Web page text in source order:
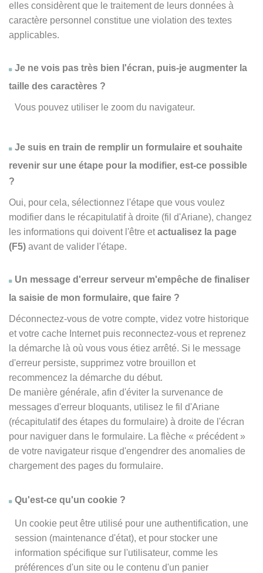
elles considèrent que le traitement de leurs données à
caractère personnel constitue une violation des textes
applicables.
Je ne vois pas très bien l'écran, puis-je augmenter la
taille des caractères ?
Vous pouvez utiliser le zoom du navigateur.
Je suis en train de remplir un formulaire et souhaite
revenir sur une étape pour la modifier, est-ce possible
?
Oui, pour cela, sélectionnez l'étape que vous voulez
modifier dans le récapitulatif à droite (fil d'Ariane), changez
les informations qui doivent l'être etactualisez la page
(F5) avant de valider l'étape.
Un message d'erreur serveur m'empêche de finaliser
la saisie de mon formulaire, que faire ?
Déconnectez-vous de votre compte, videz votre historique
et votre cache Internet puis reconnectez-vous et reprenez
la démarche là où vous vous étiez arrêté. Si le message
d'erreur persiste, supprimez votre brouillon et
recommencez la démarche du début.
De manière générale, afin d'éviter la survenance de
messages d'erreur bloquants, utilisez le fil d'Ariane
(récapitulatif des étapes du formulaire) à droite de l'écran
pour naviguer dans le formulaire. La flèche « précédent »
de votre navigateur risque d'engendrer des anomalies de
chargement des pages du formulaire.
Qu'est-ce qu'un cookie ?
Un cookie peut être utilisé pour une authentification, une
session (maintenance d'état), et pour stocker une
information spécifique sur l'utilisateur, comme les
préférences d'un site ou le contenu d'un panier